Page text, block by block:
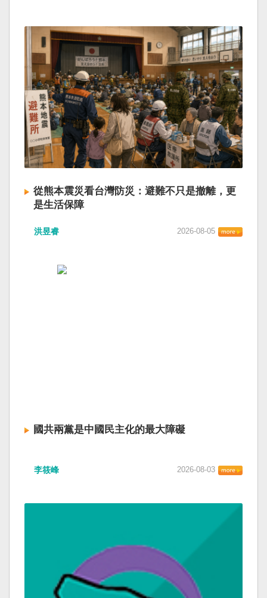
從熊本震災看台灣防災：避難不只是撤離，更
是生活保障
洪昱睿 2026-08-05
國共兩黨是中國民主化的最大障礙
李筱峰 2026-08-03